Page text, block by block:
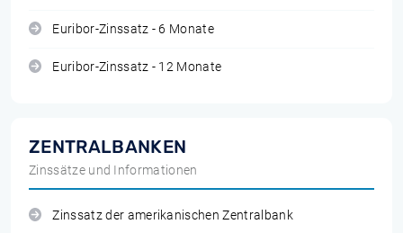
Euribor-Zinssatz - 6 Monate
Euribor-Zinssatz - 12 Monate
ZENTRALBANKEN
Zinssätze und Informationen
Zinssatz der amerikanischen Zentralbank